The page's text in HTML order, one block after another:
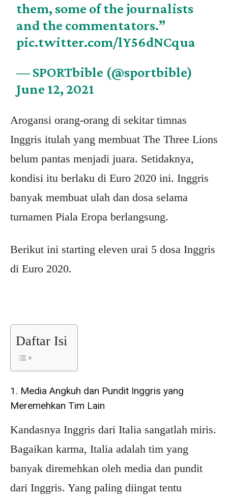
them, some of the journalists
and the commentators.”
pic.twitter.com/lY56dNCqua
— SPORTbible (@sportbible)
June 12, 2021
Arogansi orang-orang di sekitar timnas
Inggris itulah yang membuat The Three Lions
belum pantas menjadi juara. Setidaknya,
kondisi itu berlaku di Euro 2020 ini. Inggris
banyak membuat ulah dan dosa selama
turnamen Piala Eropa berlangsung.
Berikut ini starting eleven urai 5 dosa Inggris
di Euro 2020.
Daftar Isi
1. Media Angkuh dan Pundit Inggris yang
Meremehkan Tim Lain
Kandasnya Inggris dari Italia sangatlah miris.
Bagaikan karma, Italia adalah tim yang
banyak diremehkan oleh media dan pundit
dari Inggris. Yang paling diingat tentu